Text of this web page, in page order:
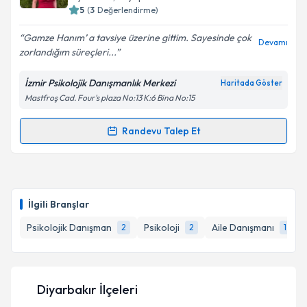
İlgili Branşlar
Psikolojik Danışman
2 Psikoloji 2 Aile Danışmanı 1
Takvim Talebini Gönder
posta ile bilgilendireceğiz.
E-posta Adresiniz
Kişisel verilerimin işlenmesine ilişkin
Metni'ni okudum ve kişisel verilerimin belirtilen
kapsamda işlenmesini kabul ediyorum.
5 (3 Değerlendirme)
Gamze Hanım’ a tavsiye üzerine gittim. Sayesinde çok
zorlandığım süreçleri...
Devamı
İzmir Psikolojik Danışmanlık Merkezi Haritada Göster
Mastfroş Cad. Four's plaza No:13 K:6 Bina No:15
Randevu Talep Et
Randevu Takvimi Talebi
takvim hazırlandığında e-posta ile bilgilendireceğiz.
E-posta Adresiniz
Diyarbakır İlçeleri